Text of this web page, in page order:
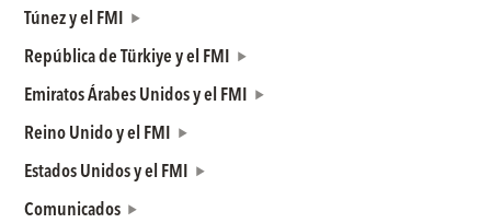
Túnez y el FMI
República de Türkiye y el FMI
Emiratos Árabes Unidos y el FMI
Reino Unido y el FMI
Estados Unidos y el FMI
Comunicados